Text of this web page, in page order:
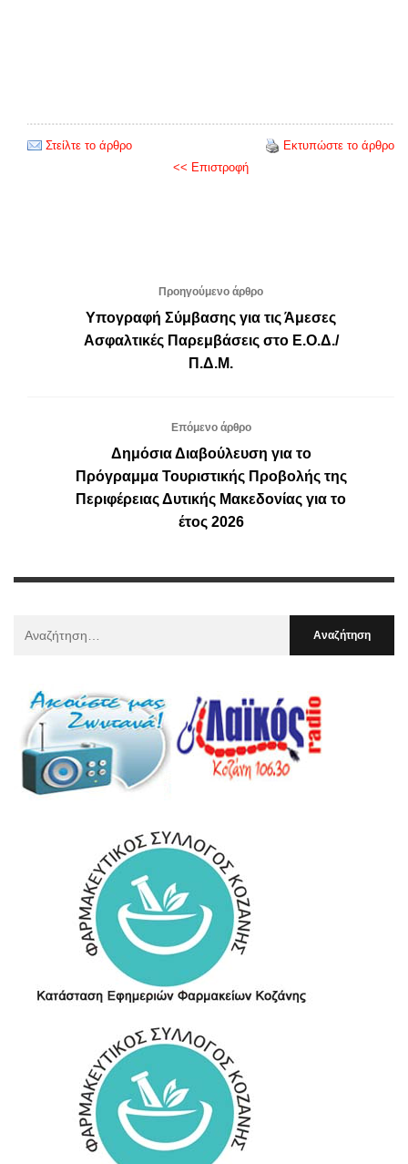
Στείλτε το άρθρο
Εκτυπώστε το άρθρο
<< Επιστροφή
Προηγούμενο άρθρο
Υπογραφή Σύμβασης για τις Άμεσες
Ασφαλτικές Παρεμβάσεις στο Ε.Ο.Δ./
Π.Δ.Μ.
Επόμενο άρθρο
Δημόσια Διαβούλευση για το
Πρόγραμμα Τουριστικής Προβολής της
Περιφέρειας Δυτικής Μακεδονίας για το
έτος 2026